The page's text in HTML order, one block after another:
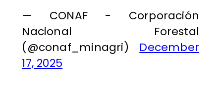
— CONAF - Corporación
Nacional Forestal
(@conaf_minagri) December
17, 2025